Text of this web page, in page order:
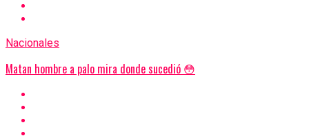
Nacionales
Matan hombre a palo mira donde sucedió 😳